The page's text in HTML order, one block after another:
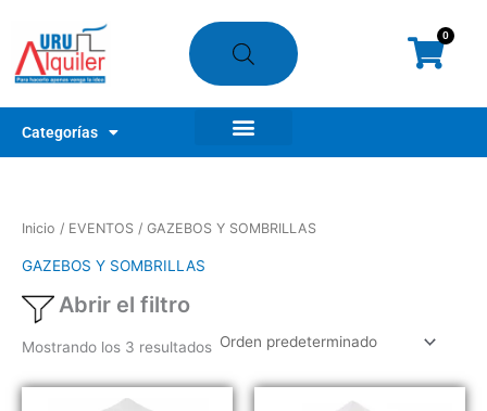
contenido
0
Cart
Categorías
Inicio / EVENTOS / GAZEBOS Y SOMBRILLAS
GAZEBOS Y SOMBRILLAS
Abrir el filtro
Mostrando los 3 resultados